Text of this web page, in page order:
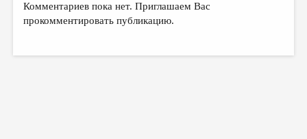
Комментариев пока нет. Приглашаем Вас
прокомментировать публикацию.